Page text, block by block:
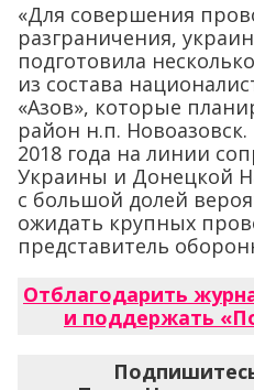
«Для совершения
разграничения,
подготовила
из состава
«Азов», которые
район н.п.
2018 года на линии
Украины и Донецкой
с большой долей
ожидать крупных
представитель
Отблагодарить
и поддержать